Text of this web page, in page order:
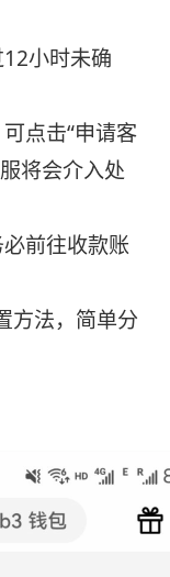
小时未确
点击“申请客
将会介入处
前往收款账
方法，简单分